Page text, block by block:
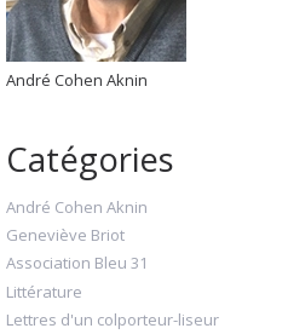
André Cohen Aknin
Catégories
André Cohen Aknin
Geneviève Briot
Association Bleu 31
Littérature
Lettres d'un colporteur-liseur